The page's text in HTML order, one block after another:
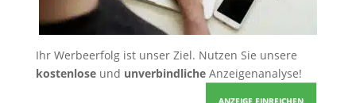
Ihr Werbeerfolg ist unser Ziel. Nutzen Sie unsere
kostenloseund unverbindlicheAnzeigenanalyse!